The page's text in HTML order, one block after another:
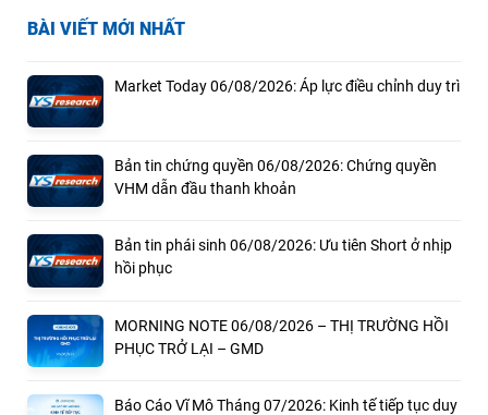
BÀI VIẾT MỚI NHẤT
Market Today 06/08/2026: Áp lực điều chỉnh duy trì
Bản tin chứng quyền 06/08/2026: Chứng quyền
VHM dẫn đầu thanh khoản
Bản tin phái sinh 06/08/2026: Ưu tiên Short ở nhịp
hồi phục
MORNING NOTE 06/08/2026 – THỊ TRƯỜNG HỒI
PHỤC TRỞ LẠI – GMD
Báo Cáo Vĩ Mô Tháng 07/2026: Kinh tế tiếp tục duy